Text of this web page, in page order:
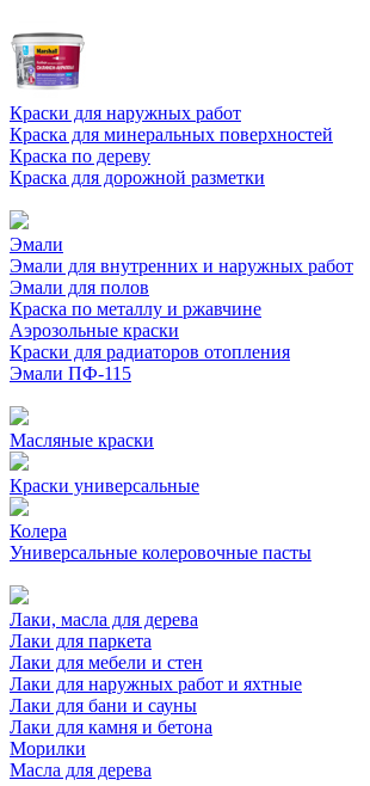
Краски для наружных работ
Краска для минеральных поверхностей
Краска по дереву
Краска для дорожной разметки
Эмали
Эмали для внутренних и наружных работ
Эмали для полов
Краска по металлу и ржавчине
Аэрозольные краски
Краски для радиаторов отопления
Эмали ПФ-115
Масляные краски
Краски универсальные
Колера
Универсальные колеровочные пасты
Лаки, масла для дерева
Лаки для паркета
Лаки для мебели и стен
Лаки для наружных работ и яхтные
Лаки для бани и сауны
Лаки для камня и бетона
Морилки
Масла для дерева